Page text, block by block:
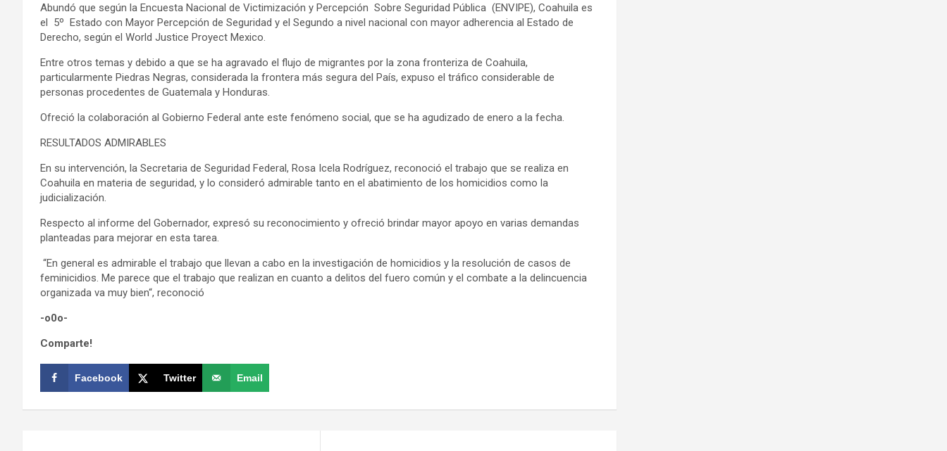
Abundó que según la Encuesta Nacional de Victimización y Percepción Sobre Seguridad Pública (ENVIPE), Coahuila es
el 5º Estado con Mayor Percepción de Seguridad y el Segundo a nivel nacional con mayor adherencia al Estado de
Derecho, según el World Justice Proyect Mexico.
Entre otros temas y debido a que se ha agravado el flujo de migrantes por la zona fronteriza de Coahuila,
particularmente Piedras Negras, considerada la frontera más segura del País, expuso el tráfico considerable de
personas procedentes de Guatemala y Honduras.
Ofreció la colaboración al Gobierno Federal ante este fenómeno social, que se ha agudizado de enero a la fecha.
RESULTADOS ADMIRABLES
En su intervención, la Secretaria de Seguridad Federal, Rosa Icela Rodríguez, reconoció el trabajo que se realiza en
Coahuila en materia de seguridad, y lo consideró admirable tanto en el abatimiento de los homicidios como la
judicialización.
Respecto al informe del Gobernador, expresó su reconocimiento y ofreció brindar mayor apoyo en varias demandas
planteadas para mejorar en esta tarea.
“En general es admirable el trabajo que llevan a cabo en la investigación de homicidios y la resolución de casos de
feminicidios. Me parece que el trabajo que realizan en cuanto a delitos del fuero común y el combate a la delincuencia
organizada va muy bien“, reconoció
-o0o-
Comparte!
Facebook Twitter Email